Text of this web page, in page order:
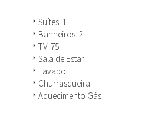
arrow_right Suítes: 1
arrow_right Banheiros: 2
arrow_right TV: 75
arrow_right Sala de Estar
arrow_right Lavabo
arrow_right Churrasqueira
arrow_right Aquecimento Gás